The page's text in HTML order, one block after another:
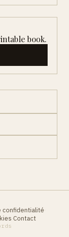
book.
confidentialité·
·Contact